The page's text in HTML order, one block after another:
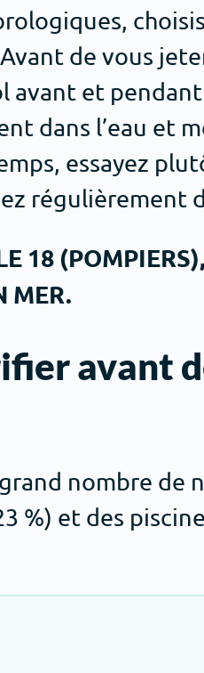
de vous
avant et
dans l’eau et
essayez
régulièrement
18
MER.
avant
nombre de
%) et des